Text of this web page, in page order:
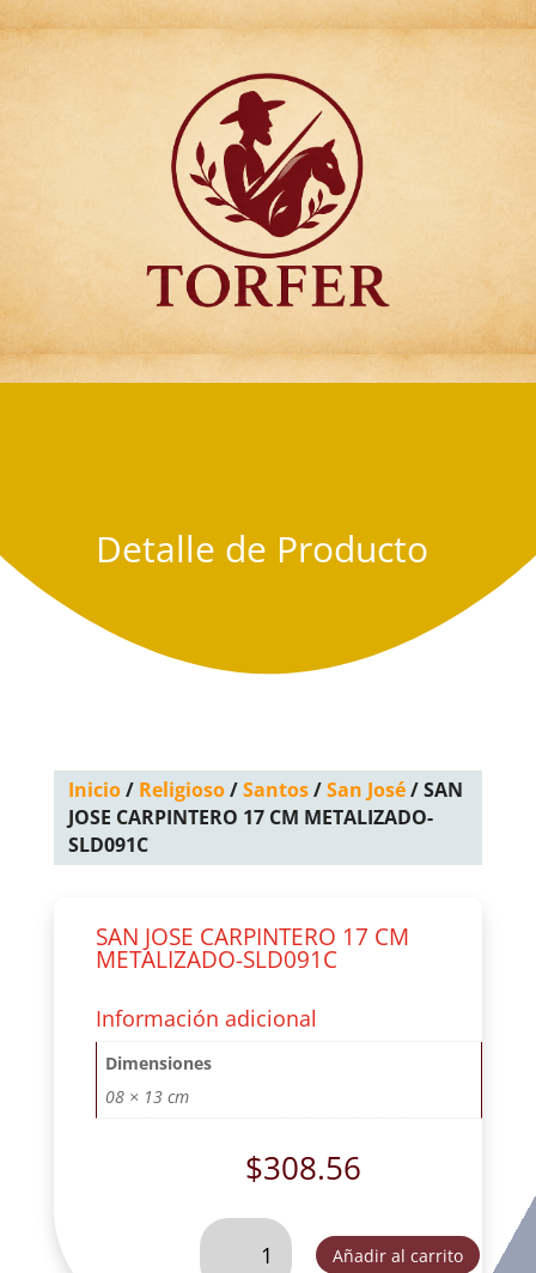
Articulos para
Regalo Torfer.
Detalle de Producto
Inicio/ Religioso/Santos/San José/ SAN
JOSE CARPINTERO 17 CM METALIZADO-
SLD091C
SAN JOSE CARPINTERO 17 CM
METALIZADO-SLD091C
Información adicional
Dimensiones
08 × 13 cm
$308.56
SAN
Añadir al carrito